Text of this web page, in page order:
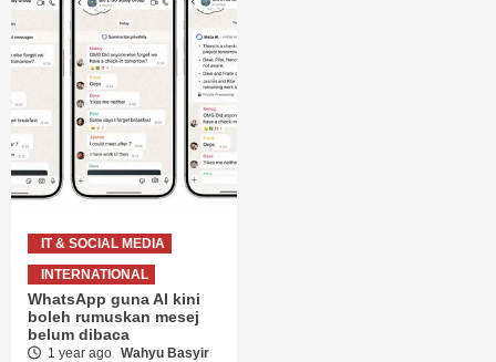
IT & SOCIAL MEDIA
INTERNATIONAL
WhatsApp guna AI kini
boleh rumuskan mesej
belum dibaca
1 year ago Wahyu Basyir